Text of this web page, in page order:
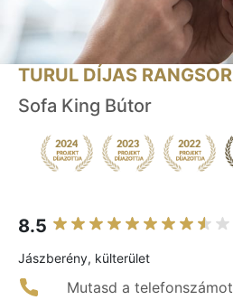
TURUL DÍJAS RANGSOR
Sofa King Bútor
8.5
Jászberény, külterület
Mutasd a telefonszámot